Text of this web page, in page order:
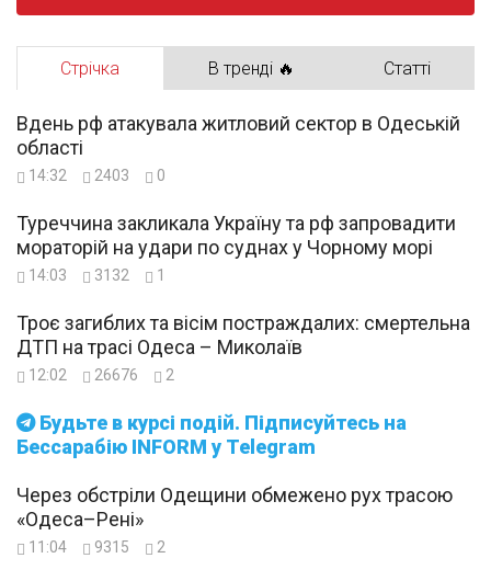
Стрічка В тренді 🔥 Статті
Будьте в курсі подій. Підписуйтесь на
Бессарабію INFORM у Telegram
Вдень рф атакувала житловий сектор в Одеській
області
14:32 2403 0
Туреччина закликала Україну та рф запровадити
мораторій на удари по суднах у Чорному морі
14:03 3132 1
Троє загиблих та вісім постраждалих: смертельна
ДТП на трасі Одеса – Миколаїв
12:02 26676 2
Через обстріли Одещини обмежено рух трасою
«Одеса–Рені»
11:04 9315 2